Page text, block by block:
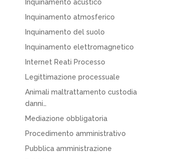
Inquinamento acustico
Inquinamento atmosferico
Inquinamento del suolo
Inquinamento elettromagnetico
Internet Reati Processo
Legittimazione processuale
Animali maltrattamento custodia
danni…
Mediazione obbligatoria
Procedimento amministrativo
Pubblica amministrazione